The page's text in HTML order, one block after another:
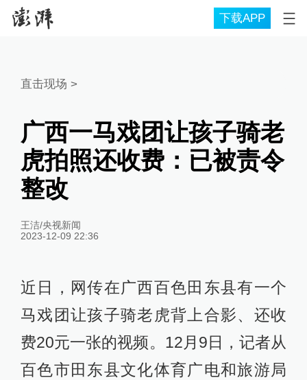
下载APP
直击现场 >
广西一马戏团让孩子骑老
虎拍照还收费：已被责令
整改
王洁/央视新闻
2023-12-09 22:36
近日，网传在广西百色田东县有一个
马戏团让孩子骑老虎背上合影、还收
费20元一张的视频。12月9日，记者从
百色市田东县文化体育广电和旅游局